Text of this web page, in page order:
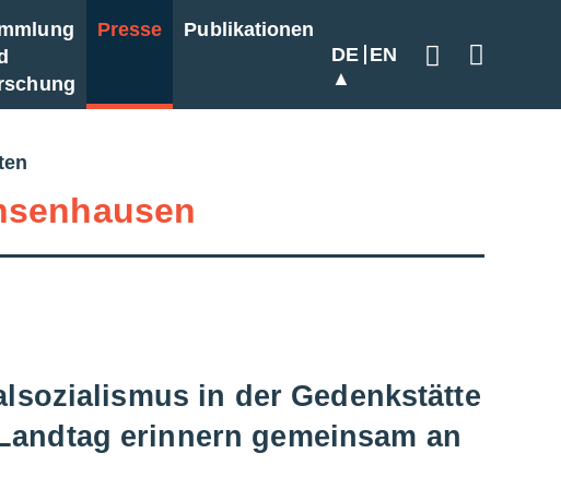
Presse
Publikationen
DE EN
in der Gedenkstätte
erinnern gemeinsam an